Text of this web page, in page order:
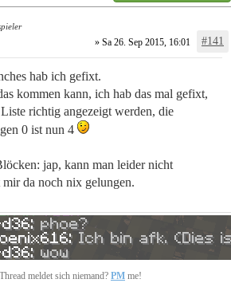
» Sa 26. Sep 2015, 16:01 #141
hab ich gefixt.
kommen kann, ich hab das mal gefixt,
richtig angezeigt werden, die
0 ist nun 4
jap, kann man leider nicht
da noch nix gelungen.
meldet sich niemand? PM me!